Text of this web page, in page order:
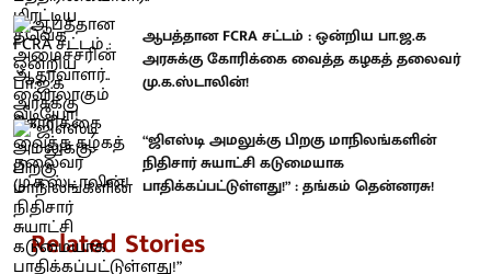
ஆபத்தான FCRA சட்டம் : ஒன்றிய பா.ஜ.க
அரசுக்கு கோரிக்கை வைத்த கழகத் தலைவர்
மு.க.ஸ்டாலின்!
“ஜிஎஸ்டி அமலுக்கு பிறகு மாநிலங்களின்
நிதிசார் சுயாட்சி கடுமையாக
பாதிக்கப்பட்டுள்ளது!” : தங்கம் தென்னரசு!
Related Stories